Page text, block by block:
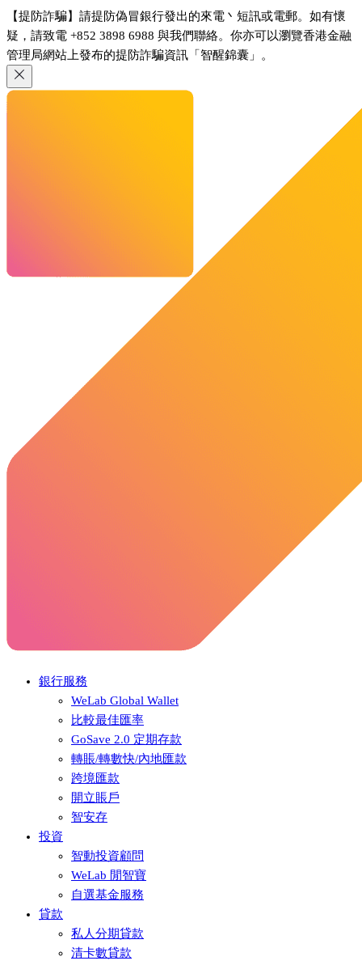
【提防詐騙】請提防偽冒銀行發出的來電丶短訊或電郵。如有懷
疑，請致電 +852 3898 6988 與我們聯絡。你亦可以瀏覽香港金融
管理局網站上發布的提防詐騙資訊「智醒錦囊」。
銀行服務
WeLab Global Wallet
比較最佳匯率
GoSave 2.0 定期存款
轉賬/轉數快/內地匯款
跨境匯款
開立賬戶
智安存
投資
智動投資顧問
WeLab 閒智寶
自選基金服務
貸款
私人分期貸款
清卡數貸款